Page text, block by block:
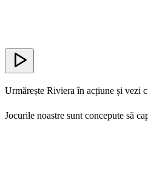
Urmărește Riviera în acțiune și vezi
Jocurile noastre sunt concepute să